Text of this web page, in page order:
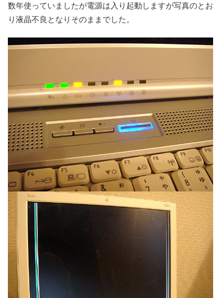
数年使っていましたが電源は入り起動しますが写真のとお
り液晶不良となりそのままでした。